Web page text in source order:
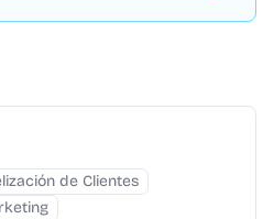
de Clientes